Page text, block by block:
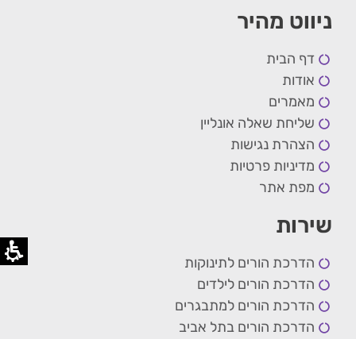
ניווט מהיר
דף הבית
אודות
מאמרים
שליחת שאלה אונליין
הצהרת נגישות
מדיניות פרטיות
מפת אתר
שירות
הדרכת הורים לתינוקות
הדרכת הורים לילדים
הדרכת הורים למתבגרים
הדרכת הורים בתל אביב